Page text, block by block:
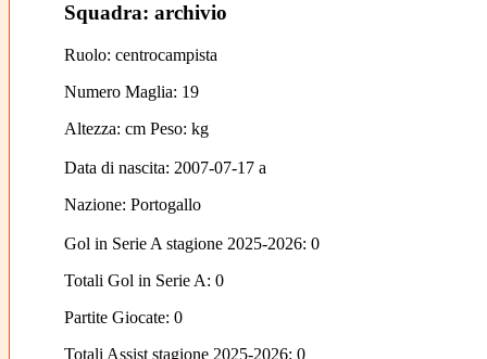
Squadra: archivio
Ruolo: centrocampista
Numero Maglia: 19
Altezza: cm Peso: kg
Data di nascita: 2007-07-17 a
Nazione: Portogallo
Gol in Serie A stagione 2025-2026: 0
Totali Gol in Serie A: 0
Partite Giocate: 0
Totali Assist stagione 2025-2026: 0